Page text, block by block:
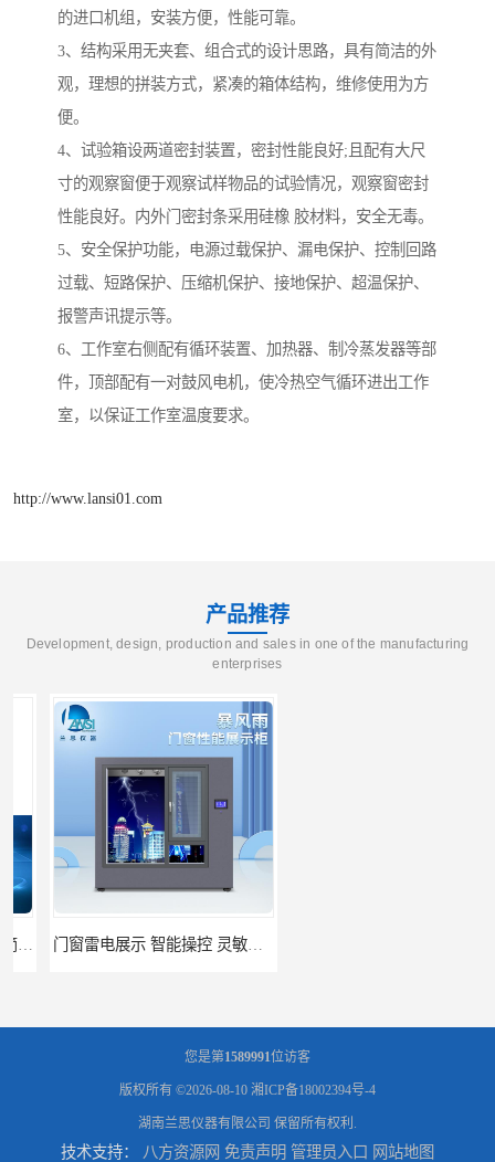
的进口机组，安装方便，性能可靠。
3、结构采用无夹套、组合式的设计思路，具有简洁的外
观，理想的拼装方式，紧凑的箱体结构，维修使用为方
便。
4、试验箱设两道密封装置，密封性能良好;且配有大尺
寸的观察窗便于观察试样物品的试验情况，观察窗密封
性能良好。内外门密封条采用硅橡 胶材料，安全无毒。
5、安全保护功能，电源过载保护、漏电保护、控制回路
过载、短路保护、压缩机保护、接地保护、超温保护、
报警声讯提示等。
6、工作室右侧配有循环装置、加热器、制冷蒸发器等部
件，顶部配有一对鼓风电机，使冷热空气循环进出工作
室，以保证工作室温度要求。
http://www.lansi01.com
产品推荐
Development, design, production and sales in one of the manufacturing
enterprises
门窗雷电展示 智能操控 灵敏方便
您是第1589991位访客
版权所有 ©2026-08-10 湘ICP备18002394号-4
湖南兰思仪器有限公司 保留所有权利.
技术支持： 八方资源网 免责声明 管理员入口 网站地图